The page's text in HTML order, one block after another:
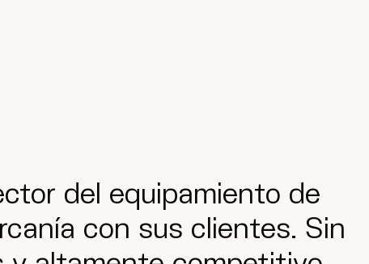
del equipamiento de
con sus clientes. Sin